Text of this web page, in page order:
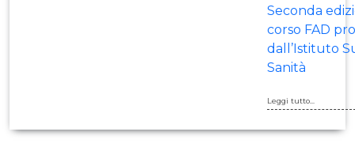
Seconda
corso FAD
dall’Istituto
Sanità
Leggi tutto...